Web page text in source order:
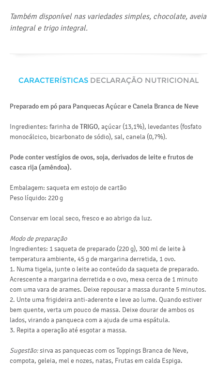
Também disponível nas variedades simples, chocolate, aveia
integral e trigo integral.
CARACTERÍSTICAS DECLARAÇÃO NUTRICIONAL
Preparado em pó para Panquecas Açúcar e Canela Branca de Neve
Ingredientes: farinha deTRIGO, açúcar (13,1%), levedantes (fosfato
monocálcico, bicarbonato de sódio), sal, canela (0,7%).
Pode conter vestígios de ovos, soja, derivados de leite e frutos de
casca rija (amêndoa).
Embalagem: saqueta em estojo de cartão
Peso líquido: 220 g
Conservar em local seco, fresco e ao abrigo da luz.
Modo de preparação
Ingredientes: 1 saqueta de preparado (220 g), 300 ml de leite à
temperatura ambiente, 45 g de margarina derretida, 1 ovo.
1. Numa tigela, junte o leite ao conteúdo da saqueta de preparado.
Acrescente a margarina derretida e o ovo, mexa cerca de 1 minuto
com uma vara de arames. Deixe repousar a massa durante 5 minutos.
2. Unte uma frigideira anti-aderente e leve ao lume. Quando estiver
bem quente, verta um pouco de massa. Deixe dourar de ambos os
lados, virando a panqueca com a ajuda de uma espátula.
3. Repita a operação até esgotar a massa.
Sugestão:sirva as panquecas com os Toppings Branca de Neve,
compota, geleia, mel e nozes, natas, Frutas em calda Espiga.